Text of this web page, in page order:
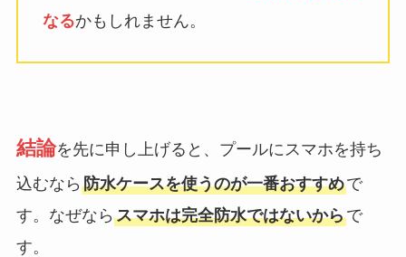
なるかもしれません。
結論を先に申し上げると、プールにスマホを持ち
込むなら 防水ケースを使うのが一番おすすめで
す。なぜなら スマホは完全防水ではないからで
す。